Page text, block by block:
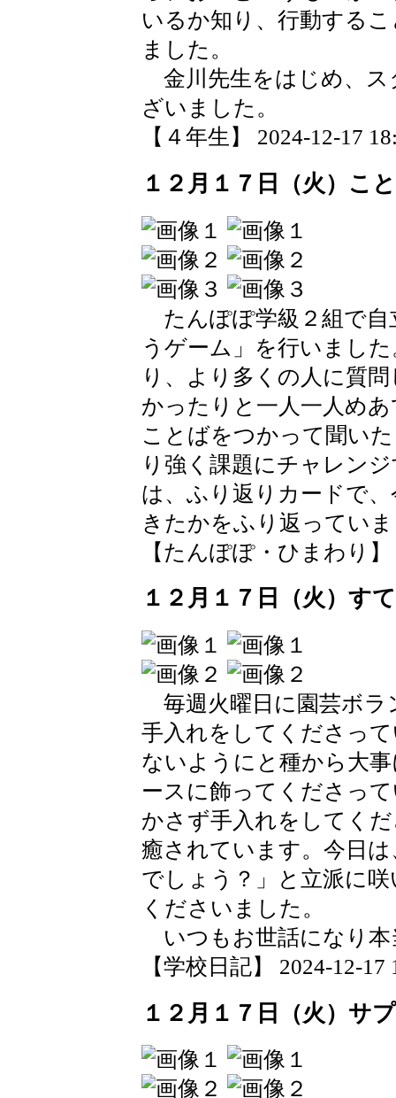
いるか知り、行動する
ました。
金川先生をはじめ、ス
ざいました。
【４年生】 2024-12-17
１２月１７日（火）こ
たんぽぽ学級２組で自
うゲーム」を行いまし
り、より多くの人に質
かったりと一人一人め
ことばをつかって聞い
り強く課題にチャレン
は、ふり返りカードで
きたかをふり返ってい
【たんぽぽ・ひまわり】
１２月１７日（火）す
毎週火曜日に園芸ボラ
手入れをしてくださっ
ないようにと種から大
ースに飾ってくださっ
かさず手入れをしてく
癒されています。今日
でしょう？」と立派に
くださいました。
いつもお世話になり本
【学校日記】 2024-12-17
１２月１７日（火）サ